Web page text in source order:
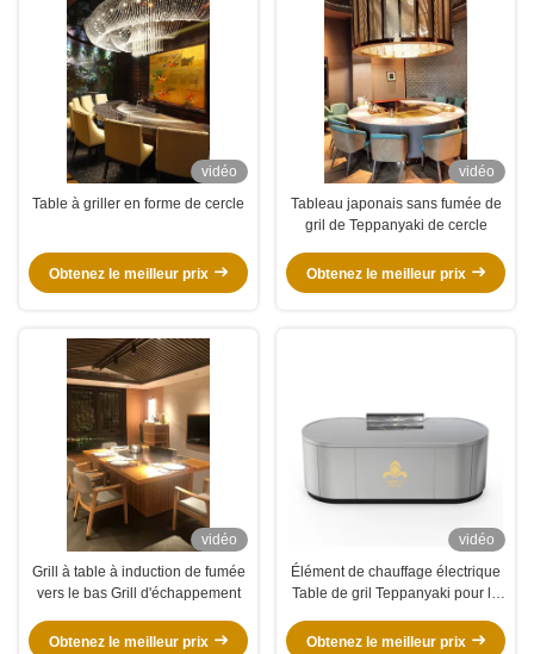
vidéo
Table à griller en forme de cercle
Obtenez le meilleur prix
vidéo
Tableau japonais sans fumée de
gril de Teppanyaki de cercle
Obtenez le meilleur prix
vidéo
Grill à table à induction de fumée
vers le bas Grill d'échappement
Obtenez le meilleur prix
vidéo
Élément de chauffage électrique
Table de gril Teppanyaki pour la
vos besoins
Obtenez le meilleur prix